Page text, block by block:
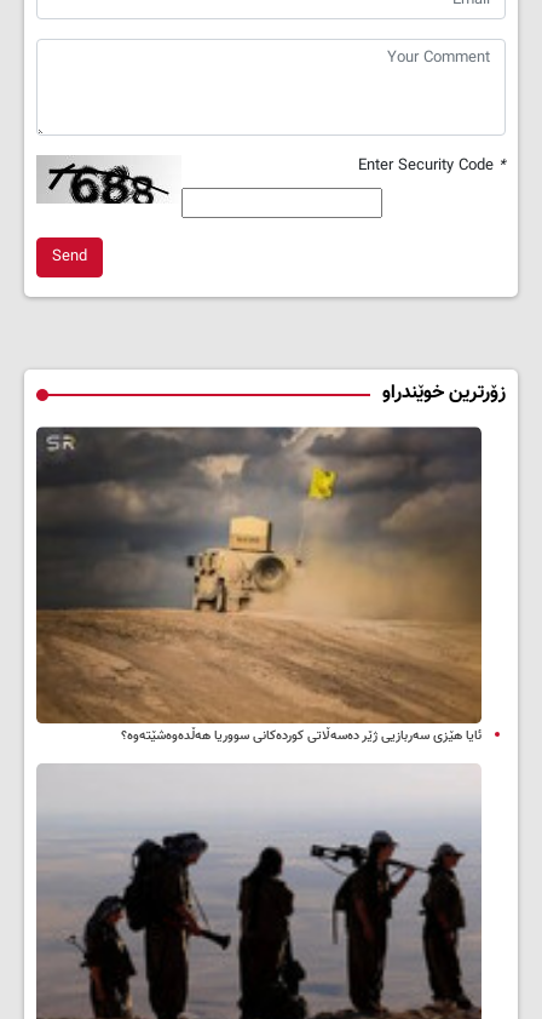
*
Send
زۆرترین خوێندراو
ئایا هێزی سەربازیی ژێر دەسەڵاتی کوردەکانی سووریا هەڵدەوەشێتەوە؟